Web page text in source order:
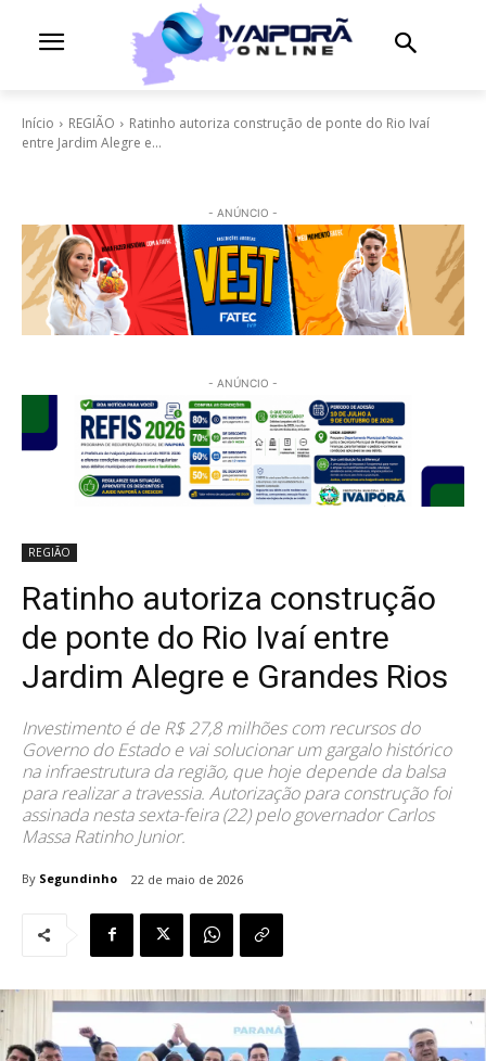
Início REGIÃO
Ratinho autoriza construção de ponte do Rio Ivaí
entre Jardim Alegre e...
- ANÚNCIO -
- ANÚNCIO -
REGIÃO
Ratinho autoriza construção
de ponte do Rio Ivaí entre
Jardim Alegre e Grandes Rios
Investimento é de R$ 27,8 milhões com recursos do
Governo do Estado e vai solucionar um gargalo histórico
na infraestrutura da região, que hoje depende da balsa
para realizar a travessia. Autorização para construção foi
assinada nesta sexta-feira (22) pelo governador Carlos
Massa Ratinho Junior.
By Segundinho 22 de maio de 2026